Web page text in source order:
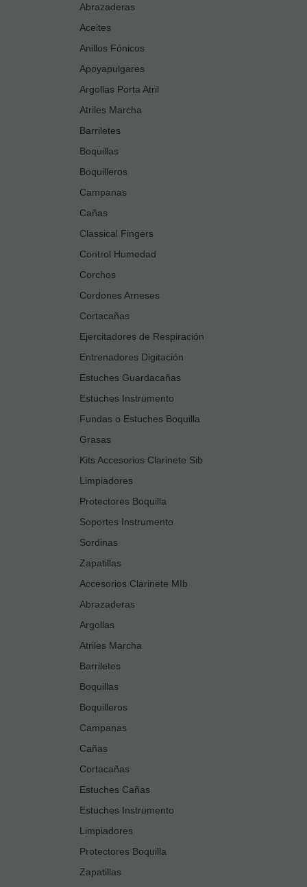
Abrazaderas
Aceites
Anillos Fónicos
Apoyapulgares
Argollas Porta Atril
Atriles Marcha
Barriletes
Boquillas
Boquilleros
Campanas
Cañas
Classical Fingers
Control Humedad
Corchos
Cordones Arneses
Cortacañas
Ejercitadores de Respiración
Entrenadores Digitación
Estuches Guardacañas
Estuches Instrumento
Fundas o Estuches Boquilla
Grasas
Kits Accesorios Clarinete Sib
Limpiadores
Protectores Boquilla
Soportes Instrumento
Sordinas
Zapatillas
Accesorios Clarinete MIb
Abrazaderas
Argollas
Atriles Marcha
Barriletes
Boquillas
Boquilleros
Campanas
Cañas
Cortacañas
Estuches Cañas
Estuches Instrumento
Limpiadores
Protectores Boquilla
Zapatillas